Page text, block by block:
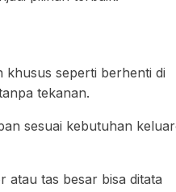
khusus seperti berhenti di
tekanan.
sesuai kebutuhan
atau tas besar bisa ditata